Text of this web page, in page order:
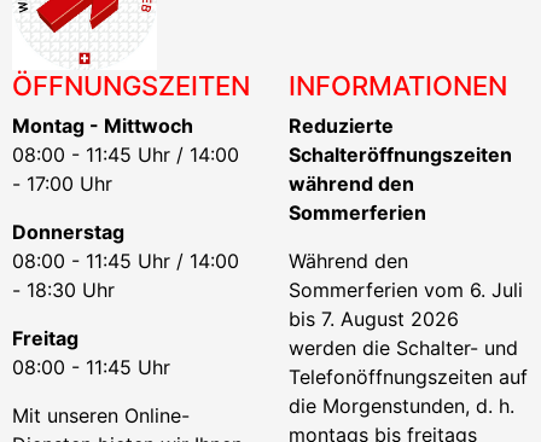
ÖFFNUNGSZEITEN
Montag - Mittwoch
08:00 - 11:45 Uhr / 14:00
- 17:00 Uhr
Donnerstag
08:00 - 11:45 Uhr / 14:00
- 18:30 Uhr
Freitag
08:00 - 11:45 Uhr
Mit unseren Online-
INFORMATIONEN
Reduzierte
Schalteröffnungszeiten
während den
Sommerferien
Während den
Sommerferien vom 6. Juli
bis 7. August 2026
werden die Schalter- und
Telefonöffnungszeiten auf
die Morgenstunden, d. h.
montags bis freitags